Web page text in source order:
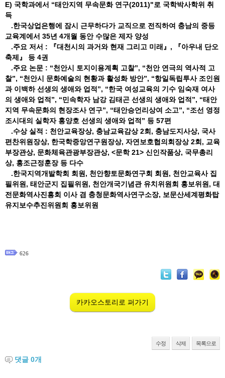
E) 국학과에서 “태안지역 무속문화 연구(2011)"로 국학박사학위 취
득
.한국상업은행에 잠시 근무하다가 교직으로 전직하여 충남의 중등
교육계에서 35년 4개월 동안 수많은 제자 양성
.주요 저서 : 『대천시의 과거와 현재 그리고 미래』, 『아우내 단오
축제』 등 4권
.주요 논문 : “천안시 토지이용계획 고찰”, “천안 연극의 역사적 고
찰”, “천안시 문화예술의 현황과 활성화 방안”, “항일독립투사 조인원
과 이백하 선생의 생애와 업적”, “한국 여성교육의 기수 임숙재 여사
의 생애와 업적”, “민속학자 남강 김태곤 선생의 생애와 업적”, “태안
지역 무속문화의 현장조사 연구”, “태안승언리상여 소고”, “조선 영정
조시대의 실학자 홍양호 선생의 생애와 업적” 등 57편
.수상 실적 : 천안교육장상, 충남교육감상 2회, 충남도지사상, 국사
편찬위원장상, 한국학중앙연구원장상, 자연보호협의회장상 2회, 교육
부장관상, 문화체육관광부장관상, <문학 21> 신인작품상, 국무총리
상, 홍조근정훈장 등 다수
.한국지역개발학회 회원, 천안향토문화연구회 회원, 천안교육사 집
필위원, 태안군지 집필위원, 천안개국기념관 유치위원회 홍보위원, 대
전문화역사진흥회 이사 겸 충청문화역사연구소장, 보문산세계평화탑
유지보수추진위원회 홍보위원
626
카카오스토리로 퍼가기
수정 삭제 목록으로
댓글 0개